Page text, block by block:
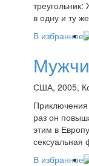
в одну и ту
В избранное
США, 2005,
раз он
этим в
сексуальная
В избранное